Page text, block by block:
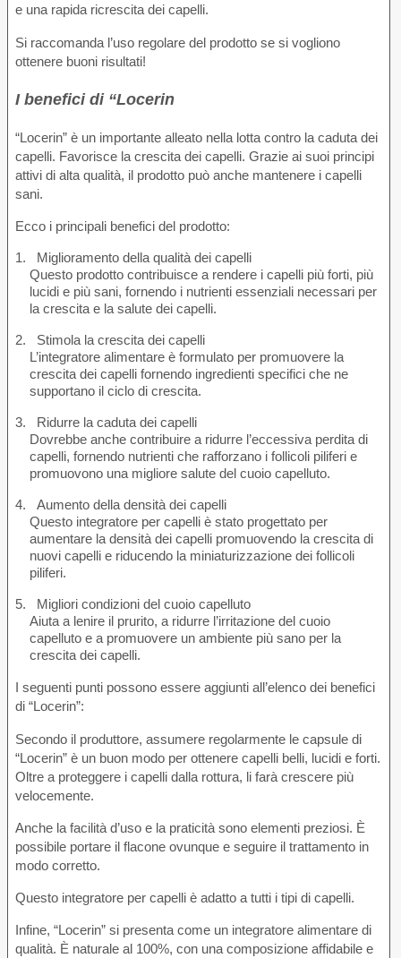
e una rapida ricrescita dei capelli.
Si raccomanda l’uso regolare del prodotto se si vogliono
ottenere buoni risultati!
I benefici di “Locerin
“Locerin” è un importante alleato nella lotta contro la caduta dei
capelli. Favorisce la crescita dei capelli. Grazie ai suoi principi
attivi di alta qualità, il prodotto può anche mantenere i capelli
sani.
Ecco i principali benefici del prodotto:
Miglioramento della qualità dei capelli
Questo prodotto contribuisce a rendere i capelli più forti, più
lucidi e più sani, fornendo i nutrienti essenziali necessari per
la crescita e la salute dei capelli.
Stimola la crescita dei capelli
L’integratore alimentare è formulato per promuovere la
crescita dei capelli fornendo ingredienti specifici che ne
supportano il ciclo di crescita.
Ridurre la caduta dei capelli
Dovrebbe anche contribuire a ridurre l’eccessiva perdita di
capelli, fornendo nutrienti che rafforzano i follicoli piliferi e
promuovono una migliore salute del cuoio capelluto.
Aumento della densità dei capelli
Questo integratore per capelli è stato progettato per
aumentare la densità dei capelli promuovendo la crescita di
nuovi capelli e riducendo la miniaturizzazione dei follicoli
piliferi.
Migliori condizioni del cuoio capelluto
Aiuta a lenire il prurito, a ridurre l’irritazione del cuoio
capelluto e a promuovere un ambiente più sano per la
crescita dei capelli.
I seguenti punti possono essere aggiunti all’elenco dei benefici
di “Locerin”:
Secondo il produttore, assumere regolarmente le capsule di
“Locerin” è un buon modo per ottenere capelli belli, lucidi e forti.
Oltre a proteggere i capelli dalla rottura, li farà crescere più
velocemente.
Anche la facilità d’uso e la praticità sono elementi preziosi. È
possibile portare il flacone ovunque e seguire il trattamento in
modo corretto.
Questo integratore per capelli è adatto a tutti i tipi di capelli.
Infine, “Locerin” si presenta come un integratore alimentare di
qualità. È naturale al 100%, con una composizione affidabile e